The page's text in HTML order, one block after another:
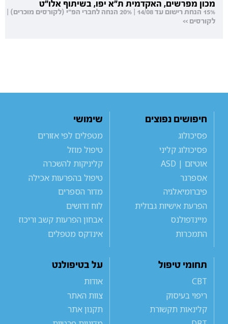
מכון מפרשים, האקדמית ת"א יפו, בשיתוף אלו"ט
15% הנחת רישום עד 14/08 | 20% הנחה לחברי הפ"י (לקורסים מוכרים) |
לקורסים >>
חיפושים נפוצים
פסיכולוג
פסיכולוג קליני
אוטיזם | ASD
אספרגר
פיברומיאלגיה
הפרעת אישיות גבולית
מיינדפולנס
התמכרות
שימושי
מטפלים לפי אזורים
טיפול מוזל
קליניקות להשכרה
טיפול בהפרעות אכילה
מדור הספרים
לוח דרושים
אבחון הפרעות קשב וריכוז
אינדקס מטפלים
תחומי טיפול
CBT
ריפוי בעיסוק
קלינאות תקשורת
על בטיפולנט
אודות
צוות האתר
תקנון אתר